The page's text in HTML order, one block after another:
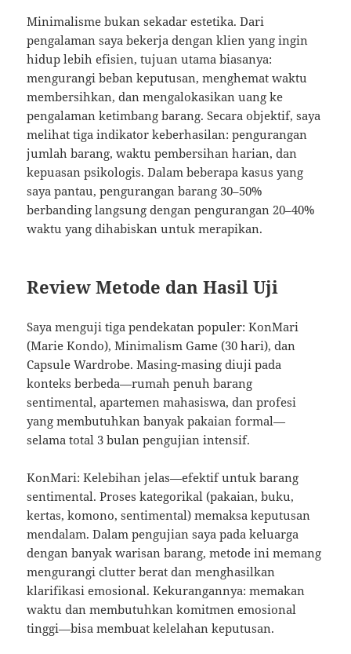
Minimalisme bukan sekadar estetika. Dari
pengalaman saya bekerja dengan klien yang ingin
hidup lebih efisien, tujuan utama biasanya:
mengurangi beban keputusan, menghemat waktu
membersihkan, dan mengalokasikan uang ke
pengalaman ketimbang barang. Secara objektif, saya
melihat tiga indikator keberhasilan: pengurangan
jumlah barang, waktu pembersihan harian, dan
kepuasan psikologis. Dalam beberapa kasus yang
saya pantau, pengurangan barang 30–50%
berbanding langsung dengan pengurangan 20–40%
waktu yang dihabiskan untuk merapikan.
Review Metode dan Hasil Uji
Saya menguji tiga pendekatan populer: KonMari
(Marie Kondo), Minimalism Game (30 hari), dan
Capsule Wardrobe. Masing-masing diuji pada
konteks berbeda—rumah penuh barang
sentimental, apartemen mahasiswa, dan profesi
yang membutuhkan banyak pakaian formal—
selama total 3 bulan pengujian intensif.
KonMari: Kelebihan jelas—efektif untuk barang
sentimental. Proses kategorikal (pakaian, buku,
kertas, komono, sentimental) memaksa keputusan
mendalam. Dalam pengujian saya pada keluarga
dengan banyak warisan barang, metode ini memang
mengurangi clutter berat dan menghasilkan
klarifikasi emosional. Kekurangannya: memakan
waktu dan membutuhkan komitmen emosional
tinggi—bisa membuat kelelahan keputusan.